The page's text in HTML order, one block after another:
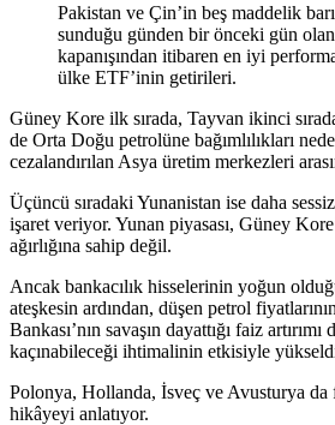
Pakistan ve Çin’in beş maddelik
sunduğu günden bir önceki gün
kapanışından itibaren en iyi
ülke ETF’inin getirileri.
Güney Kore ilk sırada, Tayvan ikinci
de Orta Doğu petrolüne bağımlılıkları
cezalandırılan Asya üretim merkezleri
Üçüncü sıradaki Yunanistan ise daha
işaret veriyor. Yunan piyasası, Güney
ağırlığına sahip değil.
Ancak bankacılık hisselerinin yoğun
ateşkesin ardından, düşen petrol
Bankası’nın savaşın dayattığı faiz
kaçınabileceği ihtimalinin etkisiyle
Polonya, Hollanda, İsveç ve Avusturya da
hikâyeyi anlatıyor.